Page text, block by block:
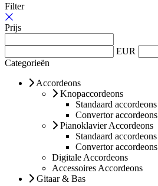
Filter
Prijs
EUR
Categorieën
Accordeons
Knopaccordeons
Standaard accordeons
Convertor accordeons
Pianoklavier Accordeons
Standaard accordeons
Convertor accordeons
Digitale Accordeons
Accessoires Accordeons
Gitaar & Bas